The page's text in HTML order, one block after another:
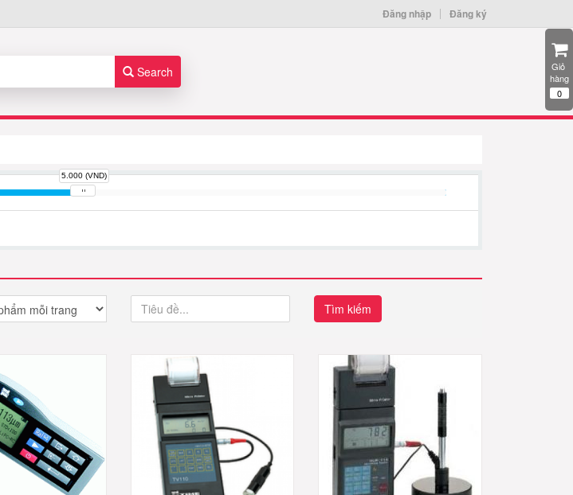
Đăng nhập Đăng ký
Search
5.000 (VND)
Tìm kiếm
Giỏ
hàng
0